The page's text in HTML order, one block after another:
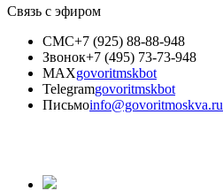
Связь с эфиром
СМС+7 (925) 88-88-948
Звонок+7 (495) 73-73-948
MAXgovoritmskbot
Telegramgovoritmskbot
Письмоinfo@govoritmoskva.ru